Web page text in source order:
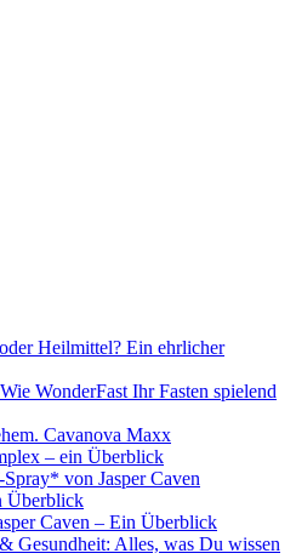
Heilmittel? Ein ehrlicher
WonderFast Ihr Fasten spielend
Cavanova Maxx
– ein Überblick
von Jasper Caven
Überblick
Caven – Ein Überblick
Gesundheit: Alles, was Du wissen